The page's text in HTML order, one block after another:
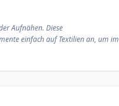
Aufnähen. Diese
einfach auf Textilien an, um im